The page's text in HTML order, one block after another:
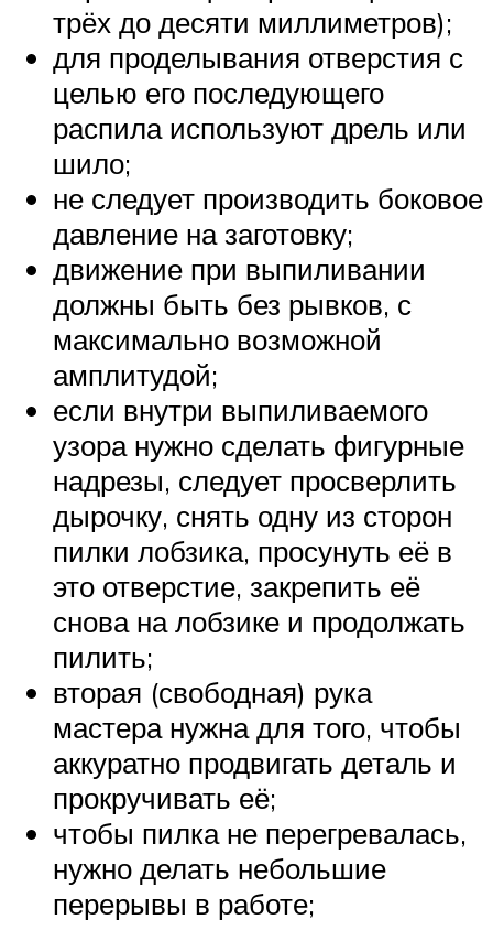
трёх до десяти миллиметров);
для проделывания отверстия с
целью его последующего
распила используют дрель или
шило;
не следует производить боковое
давление на заготовку;
движение при выпиливании
должны быть без рывков, с
максимально возможной
амплитудой;
если внутри выпиливаемого
узора нужно сделать фигурные
надрезы, следует просверлить
дырочку, снять одну из сторон
пилки лобзика, просунуть её в
это отверстие, закрепить её
снова на лобзике и продолжать
пилить;
вторая (свободная) рука
мастера нужна для того, чтобы
аккуратно продвигать деталь и
прокручивать её;
чтобы пилка не перегревалась,
нужно делать небольшие
перерывы в работе;